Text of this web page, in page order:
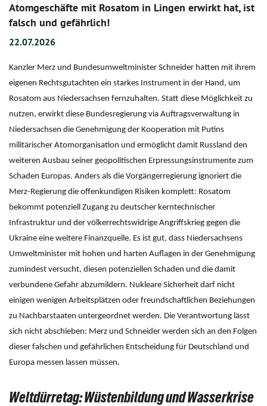
Atomgeschäfte mit Rosatom in Lingen erwirkt hat, ist
falsch und gefährlich!
22.07.2026
Kanzler Merz und Bundesumweltminister Schneider hatten mit ihrem
eigenen Rechtsgutachten ein starkes Instrument in der Hand, um
Rosatom aus Niedersachsen fernzuhalten. Statt diese Möglichkeit zu
nutzen, erwirkt diese Bundesregierung via Auftragsverwaltung in
Niedersachsen die Genehmigung der Kooperation mit Putins
militärischer Atomorganisation und ermöglicht damit Russland den
weiteren Ausbau seiner geopolitischen Erpressungsinstrumente zum
Schaden Europas. Anders als die Vorgängerregierung ignoriert die
Merz-Regierung die offenkundigen Risiken komplett: Rosatom
bekommt potenziell Zugang zu deutscher kerntechnischer
Infrastruktur und der völkerrechtswidrige Angriffskrieg gegen die
Ukraine eine weitere Finanzquelle. Es ist gut, dass Niedersachsens
Umweltminister mit hohen und harten Auflagen in der Genehmigung
zumindest versucht, diesen potenziellen Schaden und die damit
verbundene Gefahr abzumildern. Nukleare Sicherheit darf nicht
einigen wenigen Arbeitsplätzen oder freundschaftlichen Beziehungen
zu Nachbarstaaten untergeordnet werden. Die Verantwortung lässt
sich nicht abschieben: Merz und Schneider werden sich an den Folgen
dieser falschen und gefährlichen Entscheidung für Deutschland und
Europa messen lassen müssen.
Weltdürretag: Wüstenbildung und Wasserkrise